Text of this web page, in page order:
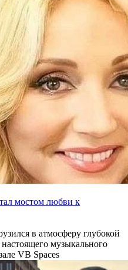
мостом любви к
в атмосферу глубокой
музыкального
VB Spaces